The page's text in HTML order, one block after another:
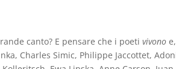
canto? E pensare che i poetivivono
Charles Simic, Philippe Jaccottet,